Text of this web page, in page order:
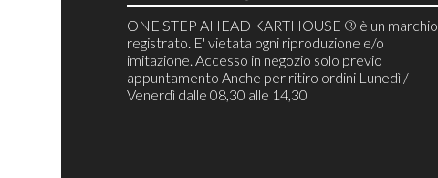
ONE STEP AHEAD KARTHOUSE ® è un marchio
registrato. E' vietata ogni riproduzione e/o
imitazione. Accesso in negozio solo previo
appuntamento Anche per ritiro ordini Lunedì /
Venerdì dalle 08,30 alle 14,30